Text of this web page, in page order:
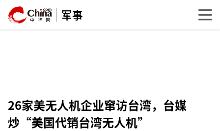
军事
26家美无人机企业窜访台湾，台媒
炒“美国代销台湾无人机”